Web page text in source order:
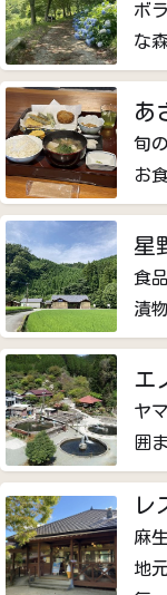
ボ
な
あ
旬
お
星
食
漬
エ
ヤ
囲
レ
麻
地